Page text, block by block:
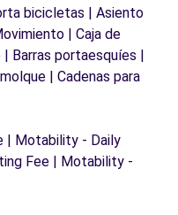
bicicletas | Asiento
| Caja de
Barras portaesquíes |
| Cadenas para
| Motability - Daily
Fee | Motability -